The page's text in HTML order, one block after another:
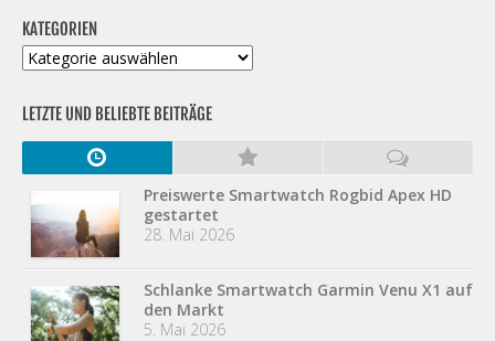
KATEGORIEN
Kategorien
LETZTE UND BELIEBTE BEITRÄGE
Preiswerte Smartwatch Rogbid Apex HD
gestartet
28. Mai 2026
Schlanke Smartwatch Garmin Venu X1 auf
den Markt
5. Mai 2026